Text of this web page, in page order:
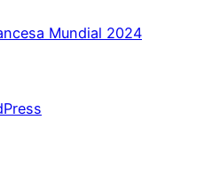
Mundial 2024